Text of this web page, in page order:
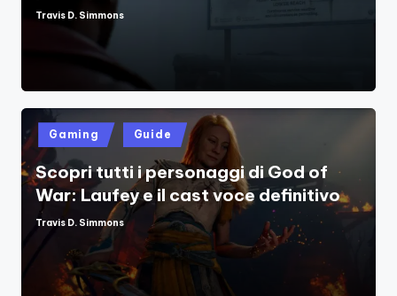
Posted
Travis D. Simmons
Posted
in
Gaming Guide
Scopri tutti i personaggi di God of
War: Laufey e il cast voce definitivo
Posted
Travis D. Simmons